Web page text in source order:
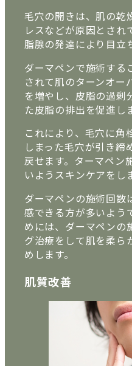
毛穴の開きは、肌の乾
レスなどが原因とされ
脂腺の発達により目立
ダーマペンで施術する
されて肌のターンオー
を増やし、皮脂の過剰
た皮脂の排出を促進し
これにより、毛穴に角
しまった毛穴が引き締
戻せます。ターマペン
いようスキンケアをし
ダーマペンの施術回数
感できる方が多いよう
めには、ダーマペンの
グ治療をして肌を柔ら
めします。
肌質改善